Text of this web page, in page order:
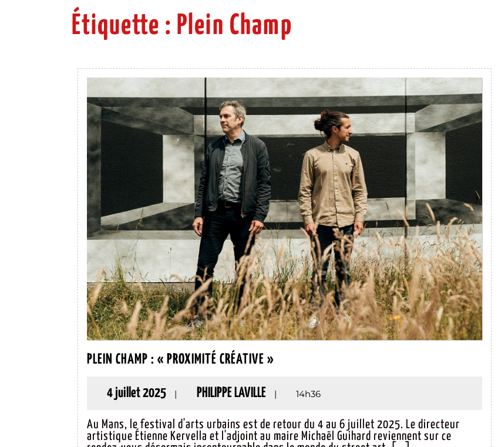
Étiquette : Plein Champ
PLEIN CHAMP : « PROXIMITÉ CRÉATIVE »
« PROXIMITÉ
4 juillet 20254
juillet
2025
| PHILIPPE LAVILLEPHILIPPE
| 14h36
Au Mans, le festival d'arts urbains est de retour du 4 au 6 juillet 2025. Le directeur
artistique Étienne Kervella et l'adjoint au maire Michaël Guihard reviennent sur ce